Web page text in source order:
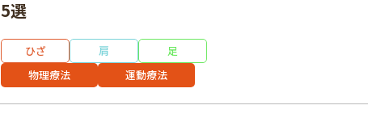
5選
ひざ 肩
足
物理療法
運動療法